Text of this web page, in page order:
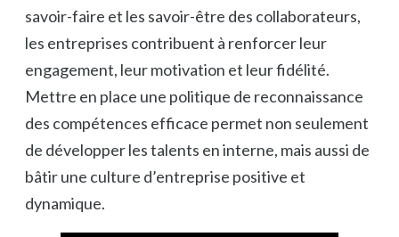
savoir-faire et les savoir-être des collaborateurs,
les entreprises contribuent à renforcer leur
engagement, leur motivation et leur fidélité.
Mettre en place une politique de reconnaissance
des compétences efficace permet non seulement
de développer les talents en interne, mais aussi de
bâtir une culture d’entreprise positive et
dynamique.